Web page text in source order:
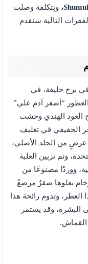
، وبتكلفة وصلت
الفقرات التالية سنقدم
تم الكشف عن هذا العطر في مارس 2019 في برج خليفة، في
العطور “أصغر آدم علي”
العود الهندي وخشب
الحقيقي في تغليف
عرضٍ من الجلد الأصلي،
وتم تزيين العلبة
ووردًا مصنوعًا من
يعلوها صقرٌ مرصعٌ
وتدوم رائحة هذا
على البشرة، وقد يستمر